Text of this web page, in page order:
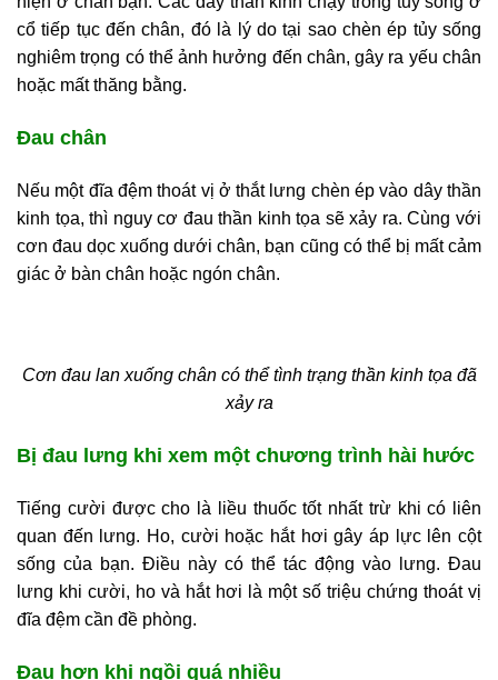
cổ tiếp tục đến chân, đó là lý do tại sao chèn ép tủy sống
nghiêm trọng có thể ảnh hưởng đến chân, gây ra yếu chân
hoặc mất thăng bằng.
Đau chân
Nếu một đĩa đệm thoát vị ở thắt lưng chèn ép vào dây thần
kinh tọa, thì nguy cơ đau thần kinh tọa sẽ xảy ra. Cùng với
cơn đau dọc xuống dưới chân, bạn cũng có thể bị mất cảm
giác ở bàn chân hoặc ngón chân.
Cơn đau lan xuống chân có thể tình trạng thần kinh tọa đã
xảy ra
Bị đau lưng khi xem một chương trình hài hước
Tiếng cười được cho là liều thuốc tốt nhất trừ khi có liên
quan đến lưng. Ho, cười hoặc hắt hơi gây áp lực lên cột
sống của bạn. Điều này có thể tác động vào lưng. Đau
lưng khi cười, ho và hắt hơi là một số triệu chứng thoát vị
đĩa đệm cần đề phòng.
Đau hơn khi ngồi quá nhiều